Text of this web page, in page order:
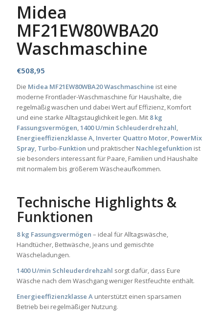
Midea
MF21EW80WBA20
Waschmaschine
€508,95
Die Midea MF21EW80WBA20 Waschmaschine ist eine
moderne Frontlader-Waschmaschine für Haushalte, die
regelmäßig waschen und dabei Wert auf Effizienz, Komfort
und eine starke Alltagstauglichkeit legen. Mit 8 kg
Fassungsvermögen 1400 U/min Schleuderdrehzahl
Energieeffizienzklasse A Inverter Quattro Motor, PowerMix
Spray, Turbo-Funktion und praktischer Nachlegefunktion ist
sie besonders interessant für Paare, Familien und Haushalte
mit normalem bis größerem Wäscheaufkommen.
Technische Highlights &
Funktionen
8 kg Fassungsvermögen – ideal für Alltagswäsche,
Handtücher, Bettwäsche, Jeans und gemischte
Wäscheladungen.
1400 U/min Schleuderdrehzahl sorgt dafür, dass Eure
Wäsche nach dem Waschgang weniger Restfeuchte enthält.
Energieeffizienzklasse Aunterstützt einen sparsamen
Betrieb bei regelmäßiger Nutzung.